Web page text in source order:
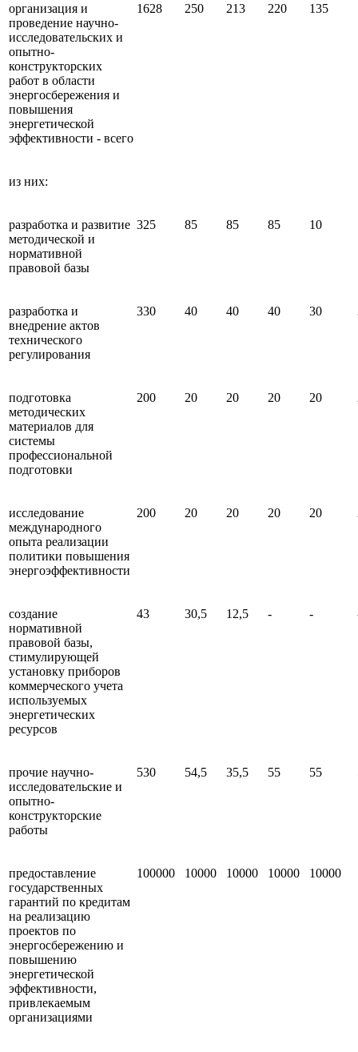
организация и
проведение научно-
исследовательских и
опытно-
конструкторских
работ в области
энергосбережения и
повышения
энергетической
эффективности - всего
1628 250 213 220 135
из них:
разработка и развитие
методической и
нормативной
правовой базы
325 85 85 85 10
разработка и
внедрение актов
технического
регулирования
330 40 40 40 30
подготовка
методических
материалов для
системы
профессиональной
подготовки
200 20 20 20 20
исследование
международного
опыта реализации
политики повышения
энергоэффективности
200 20 20 20 20
создание
нормативной
правовой базы,
стимулирующей
установку приборов
коммерческого учета
используемых
энергетических
ресурсов
43 30,5 12,5 - -
прочие научно-
исследовательские и
опытно-
конструкторские
работы
530 54,5 35,5 55 55
предоставление
государственных
гарантий по кредитам
на реализацию
проектов по
энергосбережению и
повышению
энергетической
эффективности,
привлекаемым
организациями
100000 10000 10000 10000 10000